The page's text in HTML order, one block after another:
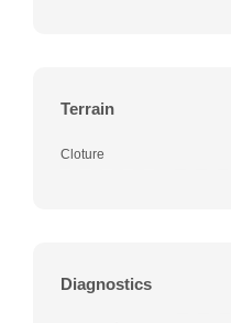
Terrain
Cloture
Diagnostics